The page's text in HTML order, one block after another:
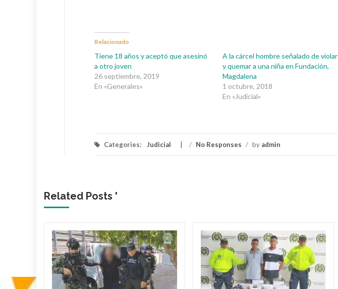
Relacionado
Tiene 18 años y aceptó que asesinó
a otro joven
26 septiembre, 2019
En «Generales»
A la cárcel hombre señalado de violar
y quemar a una niña en Fundación,
Magdalena
1 octubre, 2018
En «Judicial»
Categories: Judicial / No Responses / by admin
Related Posts '